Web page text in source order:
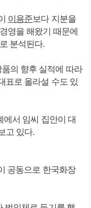
이용준보다 지분을
영을 해왔기 때문에
분석된다.
의 향후 실적에 따라
표로 올라설 수도 있
에서 임씨 집안이 대
고 있다.
공동으로 한국화장